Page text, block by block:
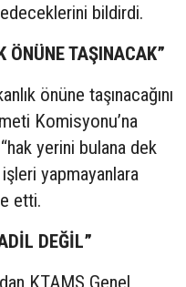
bildirdi.
ÖNÜNE TAŞINACAK”
önüne taşınacağını
Komisyonu’na
yerini bulana dek
yapmayanlara
etti.
DEĞİL”
KTAMS Genel